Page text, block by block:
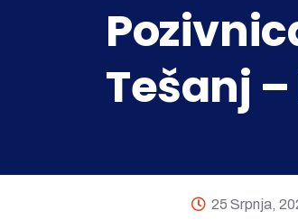
Tešanj –
25 Srpnja,